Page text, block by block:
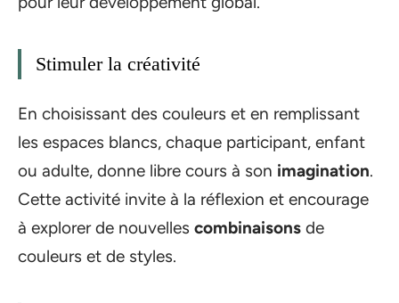
Stimuler la créativité
En choisissant des couleurs et en remplissant
les espaces blancs, chaque participant, enfant
ou adulte, donne libre cours à son imagination.
Cette activité invite à la réflexion et encourage
à explorer de nouvelles combinaisons de
couleurs et de styles.